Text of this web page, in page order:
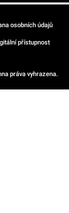
práva vyhrazena.
osobních údajů
přístupnost